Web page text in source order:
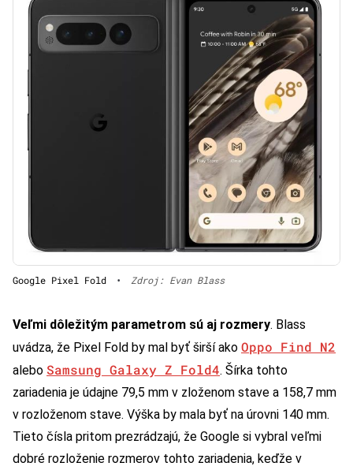
Google Pixel Fold • Zdroj: Evan Blass
Veľmi dôležitým parametrom sú aj rozmery. Blass
uvádza, že Pixel Fold by mal byť širší ako Oppo Find N2
alebo Samsung Galaxy Z Fold4. Šírka tohto
zariadenia je údajne 79,5 mm v zloženom stave a 158,7 mm
v rozloženom stave. Výška by mala byť na úrovni 140 mm.
Tieto čísla pritom prezrádzajú, že Google si vybral veľmi
dobré rozloženie rozmerov tohto zariadenia, keďže v